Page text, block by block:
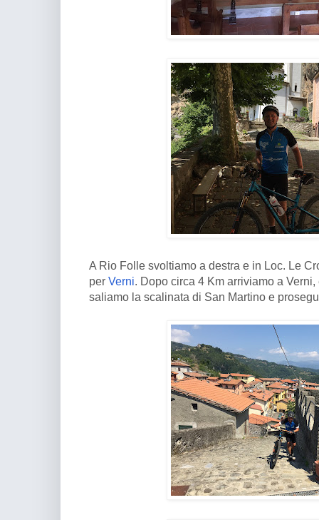
A Rio Folle svoltiamo a destra e in Loc. Le
per Verni. Dopo circa 4 Km arriviamo a
saliamo la scalinata di San Martino e